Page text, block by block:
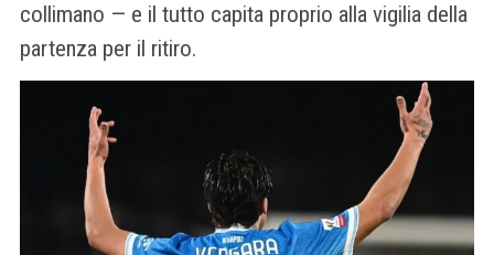
collimano — e il tutto capita proprio alla vigilia della
partenza per il ritiro.